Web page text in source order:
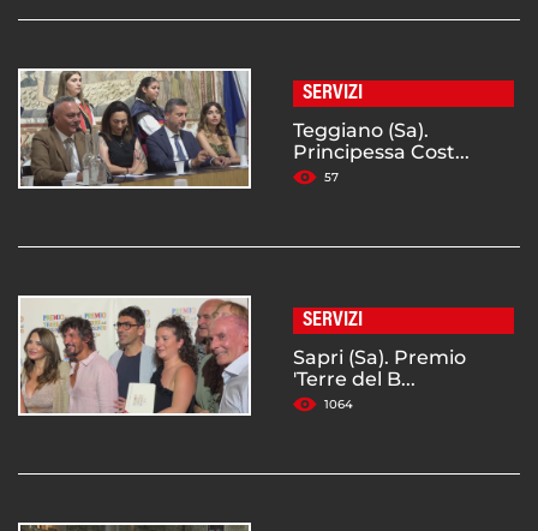
SERVIZI
Teggiano (Sa).
Principessa Cost...
57
SERVIZI
Sapri (Sa). Premio
'Terre del B...
1064